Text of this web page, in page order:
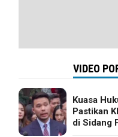
VIDEO
Kuasa
Pastikan
di Sidang